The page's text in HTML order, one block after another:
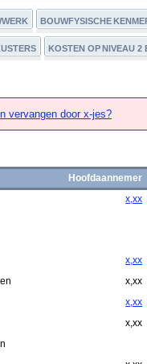
BOUWFYSISCHE
KOSTEN OP NIVEAU 2
vervangen door x-jes?
Hoofdaannemer
x,xx
x,xx
x,xx
x,xx
x,xx